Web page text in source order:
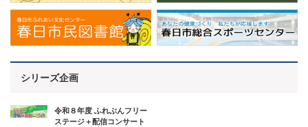
シリーズ企画
令和８年度 ふれぶんフリー
ステージ＋配信コンサート